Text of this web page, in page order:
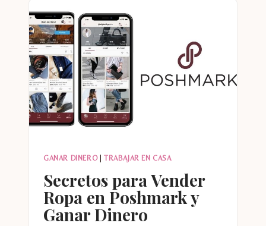
GUÍA
PARA
GANAR
DINERO
DESDE
CASA.
GANAR DINERO| TRABAJAR EN CASA
Secretos para Vender
Ropa en Poshmark y
Ganar Dinero